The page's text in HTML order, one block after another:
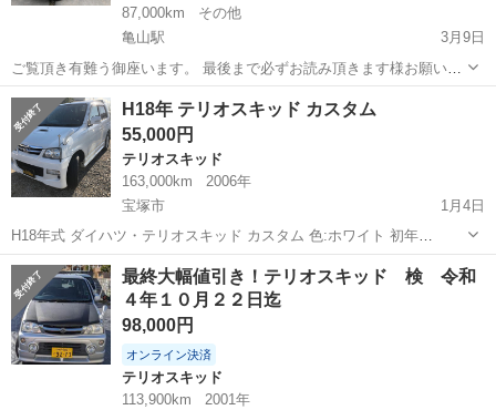
87,000km
その他
亀山駅
3月9日
ご覧頂き有難う御座います。 最後まで必ずお読み頂きます様お願い致
します！ またプロフィール欄もご覧頂けますと幸いです。 他の出品も
是非ご覧下さい！ ※ご連絡の順では無く、現車確認の早い方を優先さ
せて頂きますのでご了承下さ...
兵庫 姫路市 亀山駅 テリオスキッド 令和5年
H18年 テリオスキッド カスタム
55,000円
テリオスキッド
163,000km
2006年
宝塚市
1月4日
H18年式 ダイハツ・テリオスキッド カスタム 色:ホワイト 初年
度:2006(H18年) 排気量:660cc ミッション:DAT 駆動方式:4WD 乗車定
員:4人 エンジン種別:ガソリン 走行距離:16....
兵庫 宝塚市 テリオスキッド 車両
最終大幅値引き！テリオスキッド 検 令和
４年１０月２２日迄
98,000円
オンライン決済
テリオスキッド
113,900km
2001年